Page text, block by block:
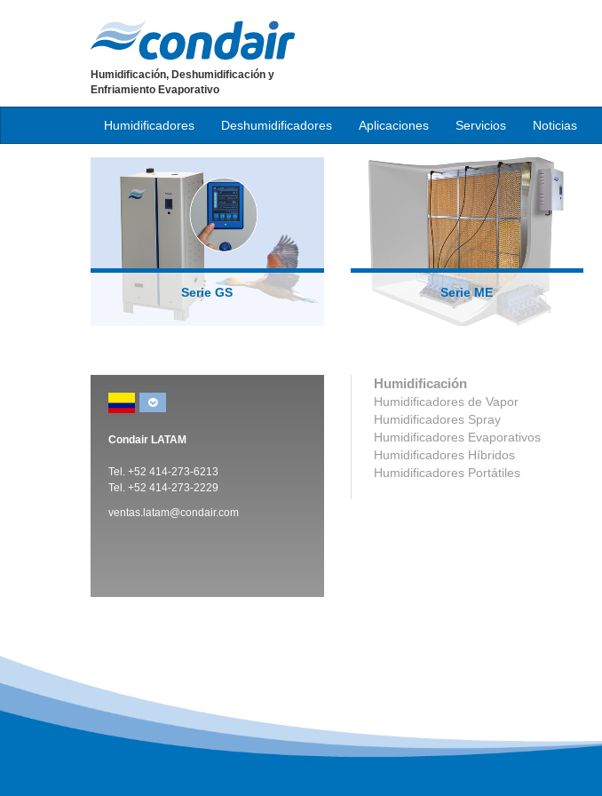
Humidificación, Deshumidificación y
Enfriamiento Evaporativo
Humidificadores Deshumidificadores Aplicaciones Servicios Noticias
Serie GS Serie ME
Condair LATAM
Tel. +52 414-273-6213
Tel. +52 414-273-2229
ventas.latam@condair.com
Humidificación
Humidificadores de Vapor
Humidificadores Spray
Humidificadores Evaporativos
Humidificadores Híbridos
Humidificadores Portátiles